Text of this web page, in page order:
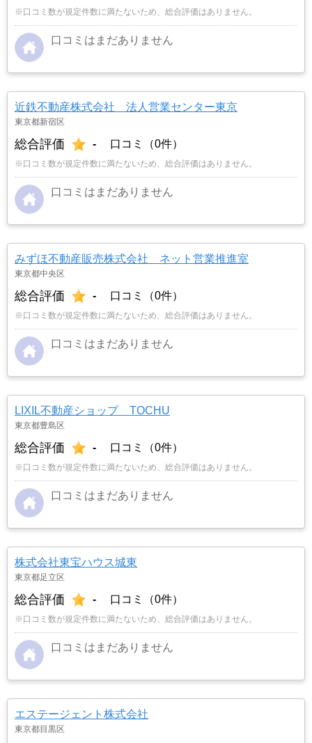
※口コミ数が規定件数に満たないため、総合評価はありません。
口コミはまだありません
近鉄不動産株式会社 法人営業センター東京
東京都新宿区
総合評価 - 口コミ（0件）
※口コミ数が規定件数に満たないため、総合評価はありません。
口コミはまだありません
みずほ不動産販売株式会社 ネット営業推進室
東京都中央区
総合評価 - 口コミ（0件）
※口コミ数が規定件数に満たないため、総合評価はありません。
口コミはまだありません
LIXIL不動産ショップ TOCHU
東京都豊島区
総合評価 - 口コミ（0件）
※口コミ数が規定件数に満たないため、総合評価はありません。
口コミはまだありません
株式会社東宝ハウス城東
東京都足立区
総合評価 - 口コミ（0件）
※口コミ数が規定件数に満たないため、総合評価はありません。
口コミはまだありません
エステージェント株式会社
東京都目黒区